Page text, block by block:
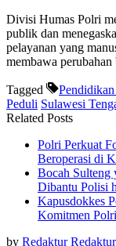
Divisi Humas Polri
publik dan
pelayanan yang
membawa perubahan
Tagged
Peduli Sulawesi
Related Posts
Polri Perkuat
Beroperasi di
Bocah Sulteng
Dibantu Polisi
Kapusdokkes
Komitmen
by Redaktur Redaktur